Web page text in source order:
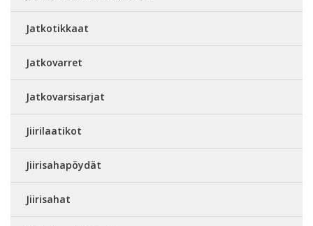
Jatkotikkaat
Jatkovarret
Jatkovarsisarjat
Jiirilaatikot
Jiirisahapöydät
Jiirisahat